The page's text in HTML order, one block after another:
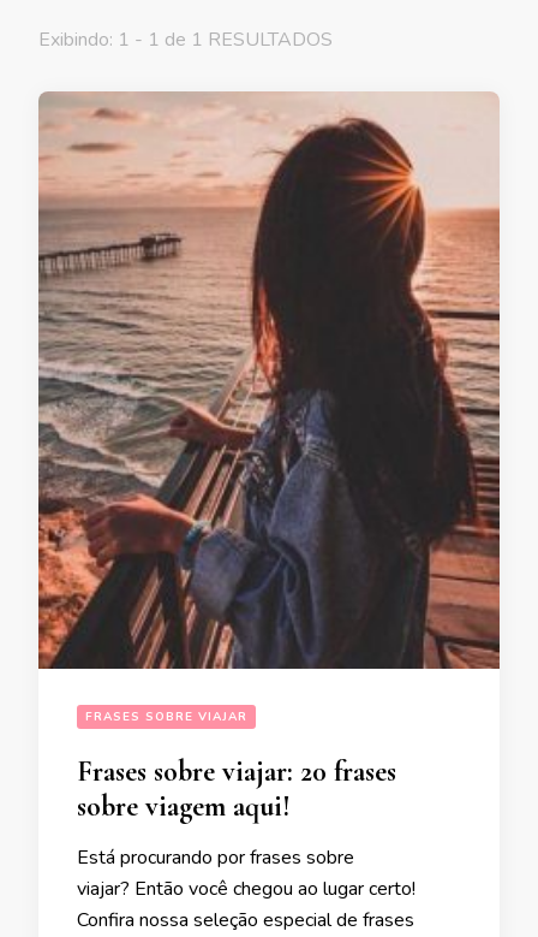
Exibindo: 1 - 1 de 1 RESULTADOS
FRASES SOBRE VIAJAR
Frases sobre viajar: 20 frases
sobre viagem aqui!
Está procurando por frases sobre
viajar? Então você chegou ao lugar certo!
Confira nossa seleção especial de frases